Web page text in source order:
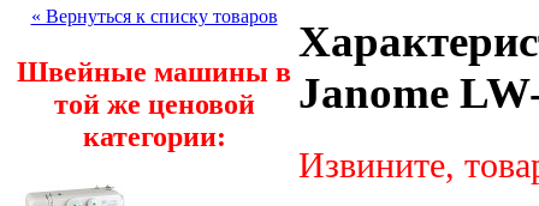
« Вернуться к списку товаров
Швейные машины в
той же ценовой
категории:
Janome
Извините,